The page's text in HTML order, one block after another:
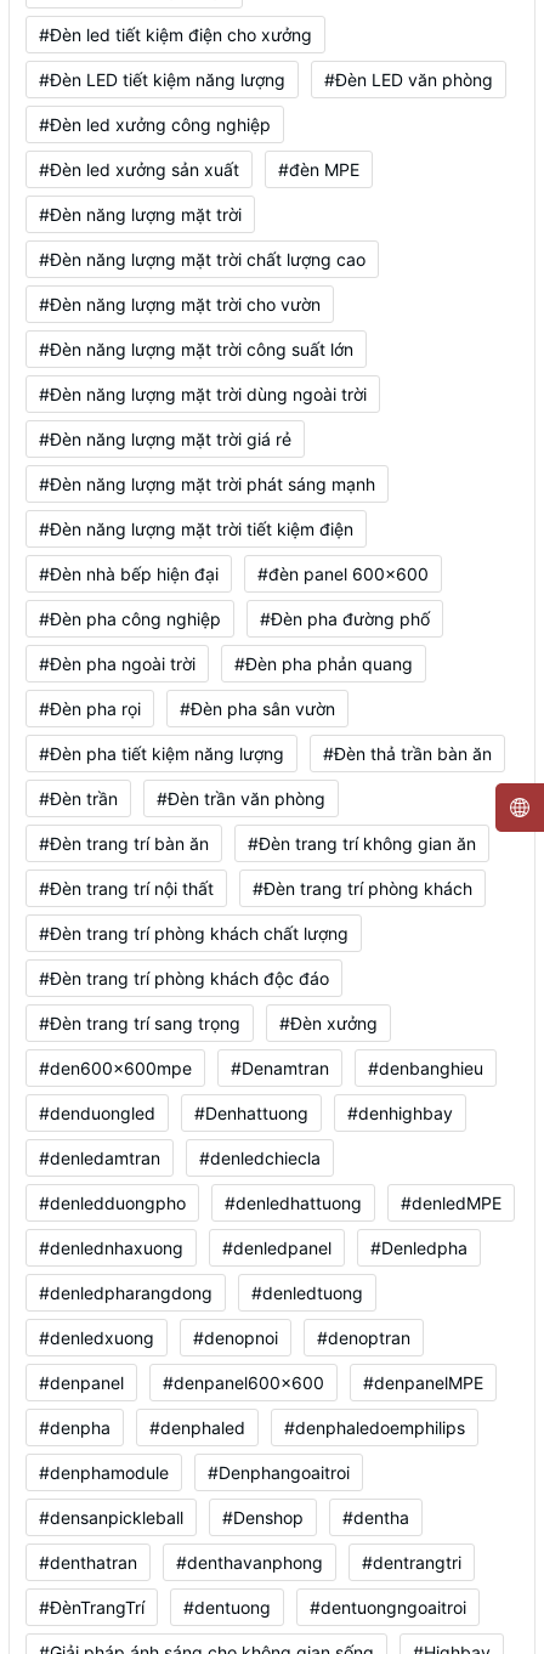
#Đèn led tiết kiệm điện cho xưởng
#Đèn LED tiết kiệm năng lượng #Đèn LED văn phòng
#Đèn led xưởng công nghiệp
#Đèn led xưởng sản xuất #đèn MPE
#Đèn năng lượng mặt trời
#Đèn năng lượng mặt trời chất lượng cao
#Đèn năng lượng mặt trời cho vườn
#Đèn năng lượng mặt trời công suất lớn
#Đèn năng lượng mặt trời dùng ngoài trời
#Đèn năng lượng mặt trời giá rẻ
#Đèn năng lượng mặt trời phát sáng mạnh
#Đèn năng lượng mặt trời tiết kiệm điện
#Đèn nhà bếp hiện đại #đèn panel 600x600
#Đèn pha công nghiệp #Đèn pha đường phố
#Đèn pha ngoài trời #Đèn pha phản quang
#Đèn pha rọi #Đèn pha sân vườn
#Đèn pha tiết kiệm năng lượng #Đèn thả trần bàn ăn
#Đèn trần #Đèn trần văn phòng
#Đèn trang trí bàn ăn #Đèn trang trí không gian ăn
#Đèn trang trí nội thất #Đèn trang trí phòng khách
#Đèn trang trí phòng khách chất lượng
#Đèn trang trí phòng khách độc đáo
#Đèn trang trí sang trọng #Đèn xưởng
#den600x600mpe #Denamtran #denbanghieu
#denduongled #Denhattuong #denhighbay
#denledamtran #denledchiecla
#denledduongpho #denledhattuong #denledMPE
#denlednhaxuong #denledpanel #Denledpha
#denledpharangdong #denledtuong
#denledxuong #denopnoi #denoptran
#denpanel #denpanel600x600 #denpanelMPE
#denpha #denphaled #denphaledoemphilips
#denphamodule #Denphangoaitroi
#densanpickleball #Denshop #dentha
#denthatran #denthavanphong #dentrangtri
#ĐènTrangTrí #dentuong #dentuongngoaitroi